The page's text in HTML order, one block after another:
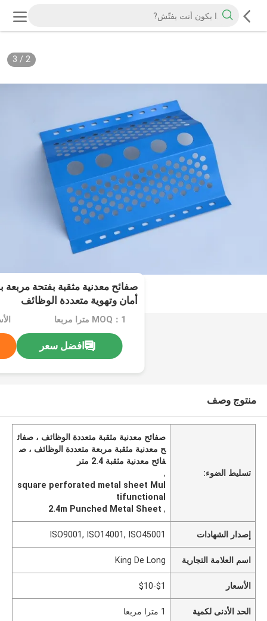
2
/
3
أمان وتهوية متعددة الوظائف
MOQ：1 مترا مربعا
افضل سعر
منتوج وصف
تسليط الضوء:
صفائح معدنية مثقبة متعددة الوظائف ، صفائ
ح معدنية مثقبة مربعة متعددة الوظائف ، ص
فائح معدنية مثقبة 2.4 متر
,
square perforated metal sheet Mul
tifunctional
,
2.4m Punched Metal Sheet
إصدار الشهادات ISO9001, ISO14001, ISO45001
اسم العلامة التجارية King De Long
الأسعار $1-$10
الحد الأدنى لكمية 1 مترا مربعا